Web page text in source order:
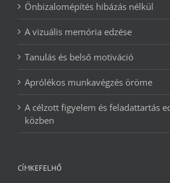
Önbizalomépítés hibázás nélkül
A vizuális memória edzése
Tanulás és belső motiváció
Aprólékos munkavégzés öröme
A célzott figyelem és feladattartás
közben
CÍMKEFELHŐ